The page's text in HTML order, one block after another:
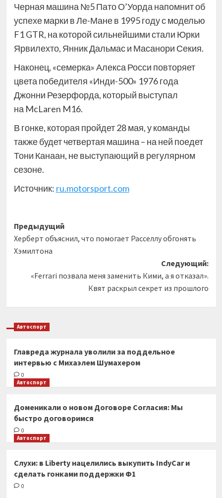
Черная машина №5 Пато О’Уорда напомнит об
успехе марки в Ле-Мане в 1995 году с моделью
F1 GTR, на которой сильнейшими стали Юрки
Ярвилехто, Янник Дальмас и Масанори Секия.
Наконец, «семерка» Алекса Росси повторяет
цвета победителя «Инди-500» 1976 года
Джонни Резерфорда, который выступал
на McLaren M16.
В гонке, которая пройдет 28 мая, у команды
также будет четвертая машина – на ней поедет
Тони Канаан, не выступающий в регулярном
сезоне.
Источник: ru.motorsport.com
Навигация
записи
Предыдущий
Херберт объяснил, что помогает Расселлу обгонять
Хэмилтона
Следующий:
«Ferrari позвала меня заменить Кими, а я отказал».
Квят раскрыл секрет из прошлого
Автоспорт
Главреда журнала уволили за поддельное
интервью с Михаэлем Шумахером
0
Автоспорт
Доменикали о новом Договоре Согласия: Мы
быстро договоримся
0
Автоспорт
Слухи: в Liberty нацелились выкупить IndyCar и
сделать гонками поддержки Ф1
0